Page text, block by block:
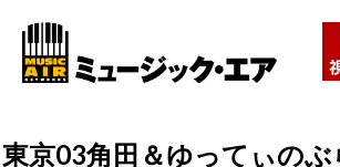
東京03角田＆ゆってぃの